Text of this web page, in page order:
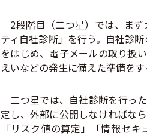
2段階目（二つ星）では、まず
ティ自社診断」を行う。自社診
をはじめ、電子メールの取り扱
えいなどの発生に備えた準備を
二つ星では、自社診断を行っ
定し、外部に公開しなければな
「リスク値の算定」「情報セ